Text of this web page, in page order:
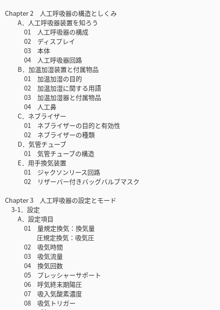
Chapter 2 人工呼吸器の構造としくみ
A．人工呼吸器装置を知ろう
01 人工呼吸器の構成
02 ディスプレイ
03 本体
04 人工呼吸器回路
B．加温加湿装置と付属物品
01 加温加湿の目的
02 加温加湿に関する用語
03 加温加湿器と付属物品
04 人工鼻
C．ネブライザー
01 ネブライザーの目的と有効性
02 ネブライザーの種類
D．気管チューブ
01 気管チューブの構造
E．用手換気装置
01 ジャクソンリース回路
02 リザーバー付きバッグバルブマスク
Chapter 3 人工呼吸器の設定とモード
3-1．設定
A．設定項目
01 量規定換気：換気量
圧規定換気：吸気圧
02 吸気時間
03 吸気流量
04 換気回数
05 プレッシャーサポート
06 呼気終末期陽圧
07 吸入気酸素濃度
08 吸気トリガー